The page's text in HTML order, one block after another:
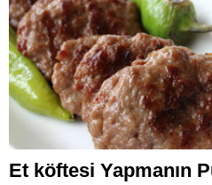
Et köftesi Yapmanın